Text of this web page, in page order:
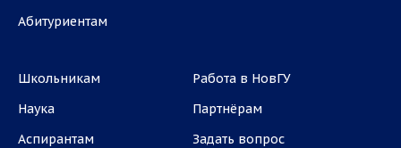
Абитуриентам
Школьникам
Наука
Аспирантам
Работа в НовГУ
Партнёрам
Задать вопрос